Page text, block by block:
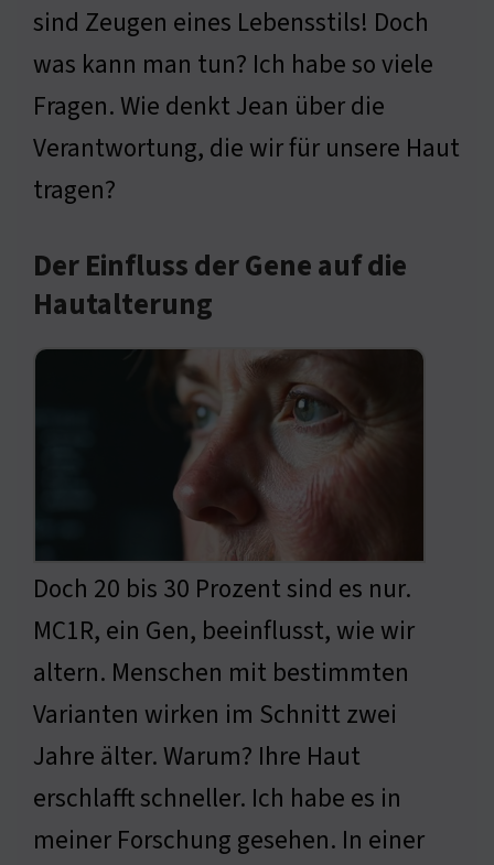
sind Zeugen eines Lebensstils! Doch
was kann man tun? Ich habe so viele
Fragen. Wie denkt Jean über die
Verantwortung, die wir für unsere Haut
tragen?
Der Einfluss der Gene auf die
Hautalterung
Doch 20 bis 30 Prozent sind es nur.
MC1R, ein Gen, beeinflusst, wie wir
altern. Menschen mit bestimmten
Varianten wirken im Schnitt zwei
Jahre älter. Warum? Ihre Haut
erschlafft schneller. Ich habe es in
meiner Forschung gesehen. In einer